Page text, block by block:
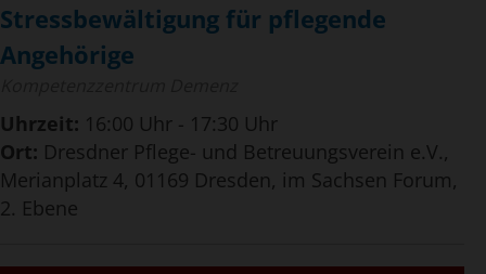
Stressbewältigung für pflegende
Angehörige
Uhrzeit: 16:00 Uhr - 17:30 Uhr
Ort: Dresdner Pflege- und Betreuungsverein e.V.,
Merianplatz 4, 01169 Dresden, im Sachsen Forum,
2. Ebene